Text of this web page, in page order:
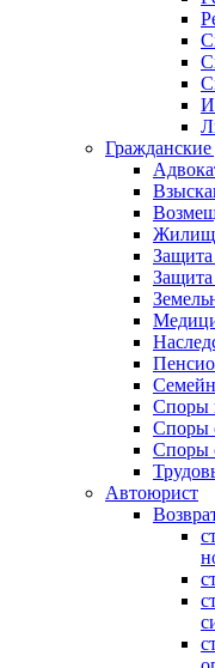
Гражданские
Защита
Cпоры
Споры
Споры
Автоюрист